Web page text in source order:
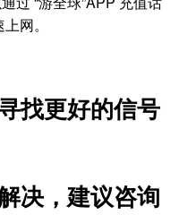
网。
找更好的信号
决，建议咨询